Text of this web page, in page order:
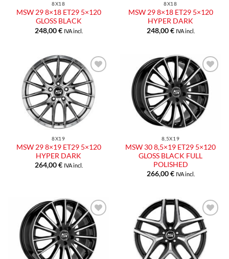
8X18
MSW 29 8×18 ET29 5×120
GLOSS BLACK
248,00€ IVA incl.
8X18
MSW 29 8×18 ET29 5×120
HYPER DARK
248,00€ IVA incl.
Aggiungi
alla lista
dei
desideri
8X19
MSW 29 8×19 ET29 5×120
HYPER DARK
264,00€ IVA incl.
Aggiungi
alla lista
dei
desideri
8,5X19
MSW 30 8,5×19 ET29 5×120
GLOSS BLACK FULL
POLISHED
266,00€ IVA incl.
Aggiungi
alla lista
dei
desideri
Aggiungi
alla lista
dei
desideri